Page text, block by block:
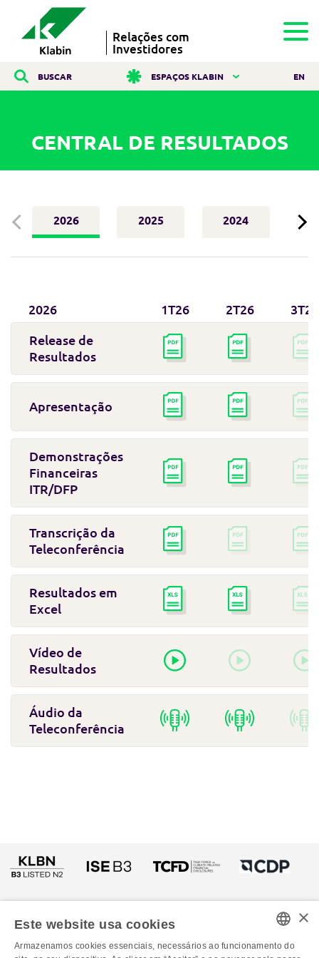
Relações com
Investidores
BUSCAR ESPAÇOS KLABIN EN
CENTRAL DE RESULTADOS
2026 2025 2024
2026 1T26 2T26 3T26
Release de
Resultados
Apresentação
Demonstrações
Financeiras
ITR/DFP
Transcrição da
Teleconferência
Resultados em
Excel
Vídeo de
Resultados
Áudio da
Teleconferência
PORTUGUESE
×
Este website usa cookies
Armazenamos cookies essenciais, necessários ao funcionamento do